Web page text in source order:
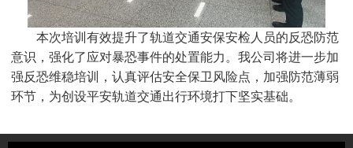
本次培训有效提升了轨道交通安保安检人员的反恐防范
意识，强化了应对暴恐事件的处置能力。我公司将进一步加
强反恐维稳培训，认真评估安全保卫风险点，加强防范薄弱
环节，为创设平安轨道交通出行环境打下坚实基础。